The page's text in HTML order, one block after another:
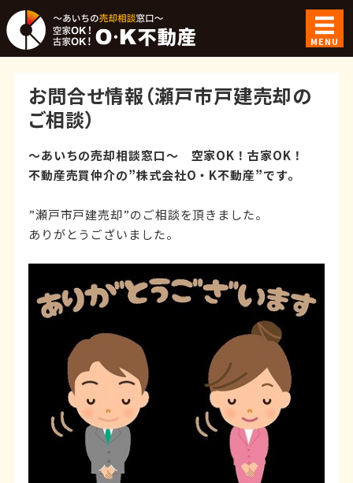
空家OK！古
MENU
ご利用案内
ご成約事例
お問い合わせ
お問合せ情報（瀬戸市戸建売却の
ご相談）
～あいちの売却相談窓口～ 空家OK！古家OK！
不動産売買仲介の”株式会社O・K不動産”です。
”瀬戸市戸建売却”のご相談を頂きました。
ありがとうございました。